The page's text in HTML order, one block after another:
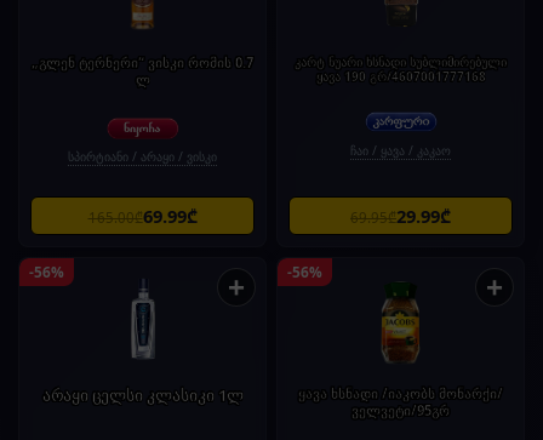
„გლენ ტერნერი“ ვისკი რომის 0.7
ლ
სპირტიანი / არაყი / ვისკი
165.00₾69.99₾
კარტ ნუარი ხსნადი სუბლიმირებული
ყავა 190 გრ/4607001777168
ჩაი / ყავა / კაკაო
69.95₾29.99₾
-56% +
არაყი ცელსი კლასიკი 1ლ
-56% +
ყავა ხსნადი /იაკობს მონარქი/
ველვეტი/95გრ